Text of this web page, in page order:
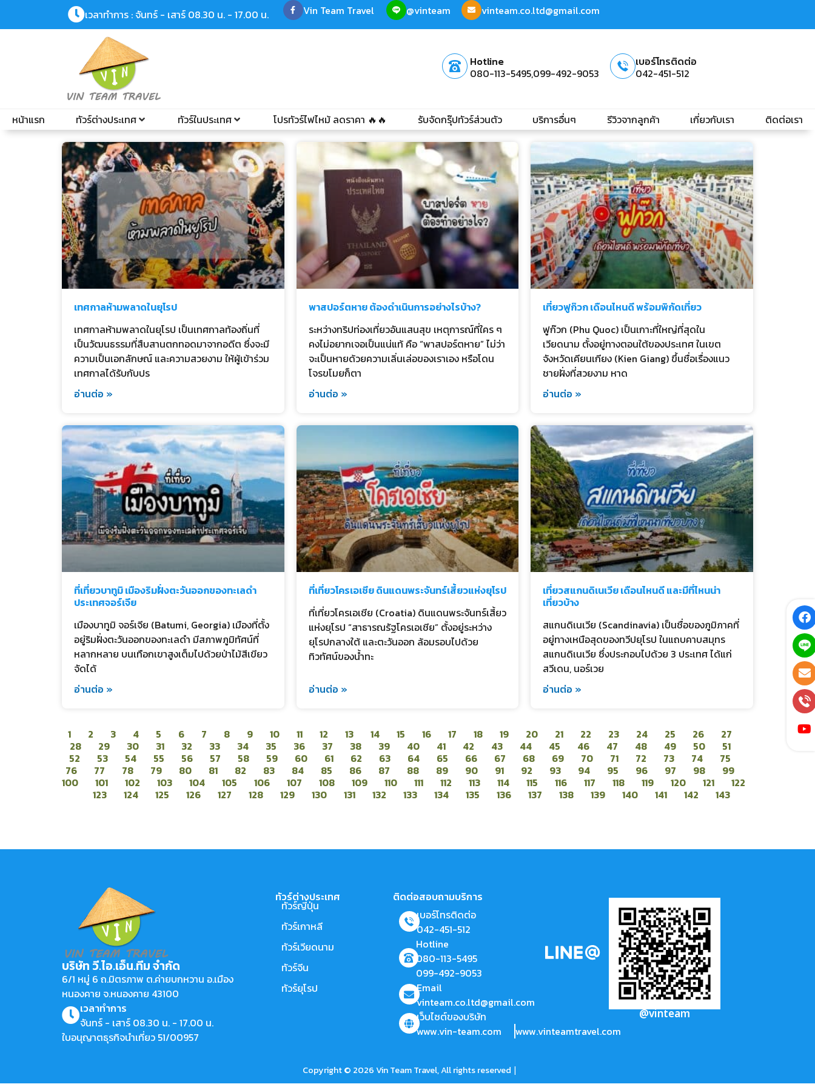
เวลาทำการ : จันทร์ - เสาร์ 08.30 น. - 17.00 น. Vin Team Travel @vinteam vinteam.co.ltd@gmail.com
Hotline
080-113-5495,099-492-9053
เบอร์โทรติดต่อ
042-451-512
หน้าแรก ทัวร์ต่างประเทศ ทัวร์ในประเทศ โปรทัวร์ไฟไหม้ ลดราคา 🔥🔥 รับจัดกรุ๊ปทัวร์ส่วนตัว บริการอื่นๆ รีวิวจากลูกค้า เกี่ยวกับเรา ติดต่อเรา
เทศกาลห้ามพลาดในยุโรป
เทศกาลห้ามพลาดในยุโรป เป็นเทศกาลท้องถิ่นที่
เป็นวัฒนธรรมที่สืบสานตกทอดมาจากอดีต ซึ่งจะมี
ความเป็นเอกลักษณ์ และความสวยงาม ให้ผู้เข้าร่วม
เทศกาลได้รับกับปร
อ่านต่อ »
พาสปอร์ตหาย ต้องดำเนินการอย่างไรบ้าง?
ระหว่างทริปท่องเที่ยวอันแสนสุข เหตุการณ์ที่ใคร ๆ
คงไม่อยากเจอเป็นแน่แท้ คือ “พาสปอร์ตหาย” ไม่ว่า
จะเป็นหายด้วยความเลิ่นเล่อของเราเอง หรือโดน
โจรขโมยก็ตา
อ่านต่อ »
เที่ยวฟูก๊วก เดือนไหนดี พร้อมพิกัดเที่ยว
ฟูก๊วก (Phu Quoc) เป็นเกาะที่ใหญ่ที่สุดใน
เวียดนาม ตั้งอยู่ทางตอนใต้ของประเทศ ในเขต
จังหวัดเคียนเกียง (Kien Giang) ขึ้นชื่อเรื่องแนว
ชายฝั่งที่สวยงาม หาด
อ่านต่อ »
ที่เที่ยวบาทูมิ เมืองริมฝั่งตะวันออกของทะเลดำ
ประเทศจอร์เจีย
เมืองบาทูมิ จอร์เจีย (Batumi, Georgia) เมืองที่ตั้ง
อยู่ริมฝั่งตะวันออกของทะเลดำ มีสภาพภูมิทัศน์ที่
หลากหลาย บนเทือกเขาสูงเต็มไปด้วยป่าไม้สีเขียว
จัดได้
อ่านต่อ »
ที่เที่ยวโครเอเชีย ดินแดนพระจันทร์เสี้ยวแห่งยุโรป
ที่เที่ยวโครเอเชีย (Croatia) ดินแดนพระจันทร์เสี้ยว
แห่งยุโรป “สาธารณรัฐโครเอเชีย” ตั้งอยู่ระหว่าง
ยุโรปกลางใต้ และตะวันออก ล้อมรอบไปด้วย
ทิวทัศน์ของน้ำทะ
อ่านต่อ »
เที่ยวสแกนดิเนเวีย เดือนไหนดี และมีที่ไหนน่า
เที่ยวบ้าง
สแกนดิเนเวีย (Scandinavia) เป็นชื่อของภูมิภาคที่
อยู่ทางเหนือสุดของทวีปยุโรป ในแถบคาบสมุทร
สแกนดิเนเวีย ซึ่งประกอบไปด้วย 3 ประเทศ ได้แก่
สวีเดน, นอร์เวย
อ่านต่อ »
1 2 3 4 5 6 7 8 9 10 11 12 13 14 15 16 17 18 19 20 21 22 23 24 25 26
27
28
29 30 31 32 33 34 35 36 37 38 39 40 41 42 43 44 45 46 47 48 49 50
51
52
53 54 55 56 57 58 59 60 61 62 63 64 65 66 67 68 69 70 71 72 73 74
75
76
77 78 79 80 81 82 83 84 85 86 87 88 89 90 91 92 93 94 95 96 97 98
99
100
101 102 103 104 105 106 107 108 109 110 111 112 113 114 115 116 117 118 119 120 121
122
123
124 125 126 127 128 129 130 131 132 133 134 135 136 137 138 139 140 141 142 143
บริษัท วี.ไอ.เอ็น.ทีม จำกัด
6/1 หมู่ 6 ถ.มิตรภาพ ต.ค่ายบกหวาน อ.เมือง
หนองคาย จ.หนองคาย 43100
เวลาทำการ
จันทร์ - เสาร์ 08.30 น. - 17.00 น.
ใบอนุญาตธุรกิจนำเที่ยว 51/00957
ทัวร์ต่างประเทศ
ทัวร์ญี่ปุ่น
ทัวร์เกาหลี
ทัวร์เวียดนาม
ทัวร์จีน
ทัวร์ยุโรป
ติดต่อสอบถามบริการ
เบอร์โทรติดต่อ
042-451-512
Hotline
080-113-5495
099-492-9053
Email
vinteam.co.ltd@gmail.com
เว็บไซต์ของบริษัท
www.vin-team.com
www.vinteamtravel.com
@vinteam
Copyright © 2026 Vin Team Travel, All rights reserved |